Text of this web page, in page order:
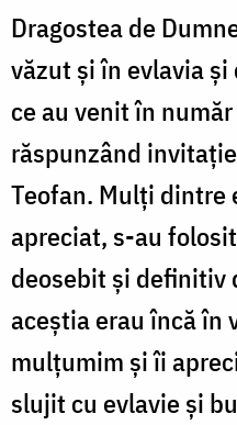
Dragostea de
văzut și în evlavia
ce au venit în
răspunzând
Teofan. Mulți dintre
apreciat, s-au
deosebit și definitiv
aceștia erau încă în
mulțumim și îi
slujit cu evlavie și